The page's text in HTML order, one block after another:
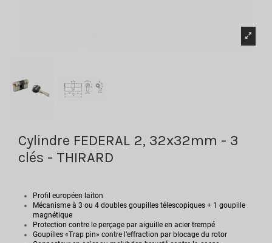
Cylindre FEDERAL 2, 32x32mm - 3
clés - THIRARD
Profil européen laiton
Mécanisme à 3 ou 4 doubles goupilles télescopiques + 1 goupille
magnétique
Protection contre le perçage par aiguille en acier trempé
Goupilles «Trap pin» contre l’effraction par blocage du rotor